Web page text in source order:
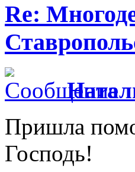
Re:
Пришла
Господь!